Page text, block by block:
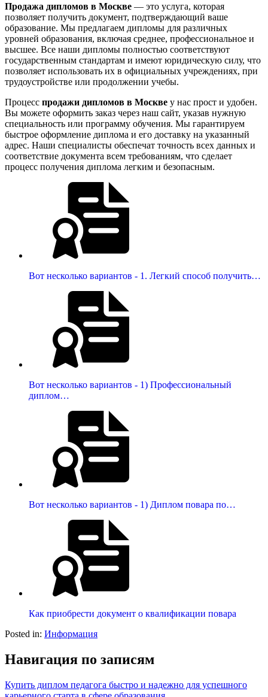
Продажа дипломов в Москве — это услуга, которая
позволяет получить документ, подтверждающий ваше
образование. Мы предлагаем дипломы для различных
уровней образования, включая среднее, профессиональное и
высшее. Все наши дипломы полностью соответствуют
государственным стандартам и имеют юридическую силу, что
позволяет использовать их в официальных учреждениях, при
трудоустройстве или продолжении учебы.
Процесс продажи дипломов в Москве у нас прост и удобен.
Вы можете оформить заказ через наш сайт, указав нужную
специальность или программу обучения. Мы гарантируем
быстрое оформление диплома и его доставку на указанный
адрес. Наши специалисты обеспечат точность всех данных и
соответствие документа всем требованиям, что сделает
процесс получения диплома легким и безопасным.
Вот несколько вариантов - 1. Легкий способ получить…
Вот несколько вариантов - 1) Профессиональный
диплом…
Вот несколько вариантов - 1) Диплом повара по…
Как приобрести документ о квалификации повара
Posted in: Информация
Навигация по записям
Купить диплом педагога быстро и надежно для успешного